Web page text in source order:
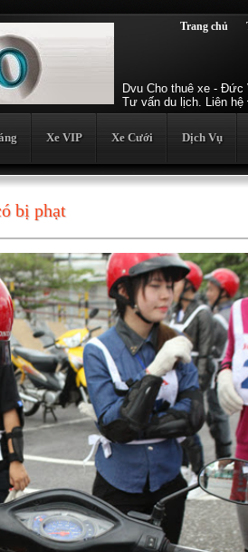
Trang chủ
Dvu Cho thuê xe -
Tư vấn du lịch. Liên hệ
Xe VIP Xe Cưới Dịch Vụ
bị phạt